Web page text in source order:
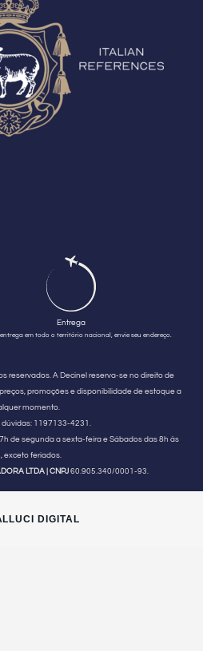
Entrega
entrega em todo o território nacional, envie seu endereço.
reservados. A Decinel reserva-se no direito de
promoções e disponibilidade de estoque a
momento.
dúvidas:1197133-4231.
de segunda a sexta-feira e Sábados das 8h às
exceto feriados.
LTDA | CNPJ60.905.340/0001-93.
DIGITAL